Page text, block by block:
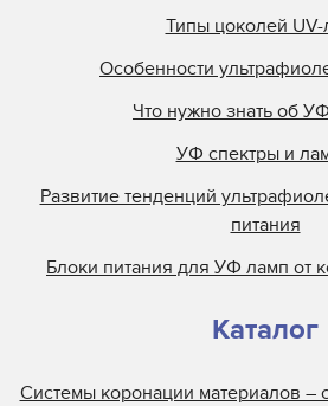
Типы цоколей UV-
Особенности
Что нужно знать об
УФ спектры и
Развитие тенденций
питания
Блоки питания для УФ ламп от
Каталог
Системы коронации материалов –